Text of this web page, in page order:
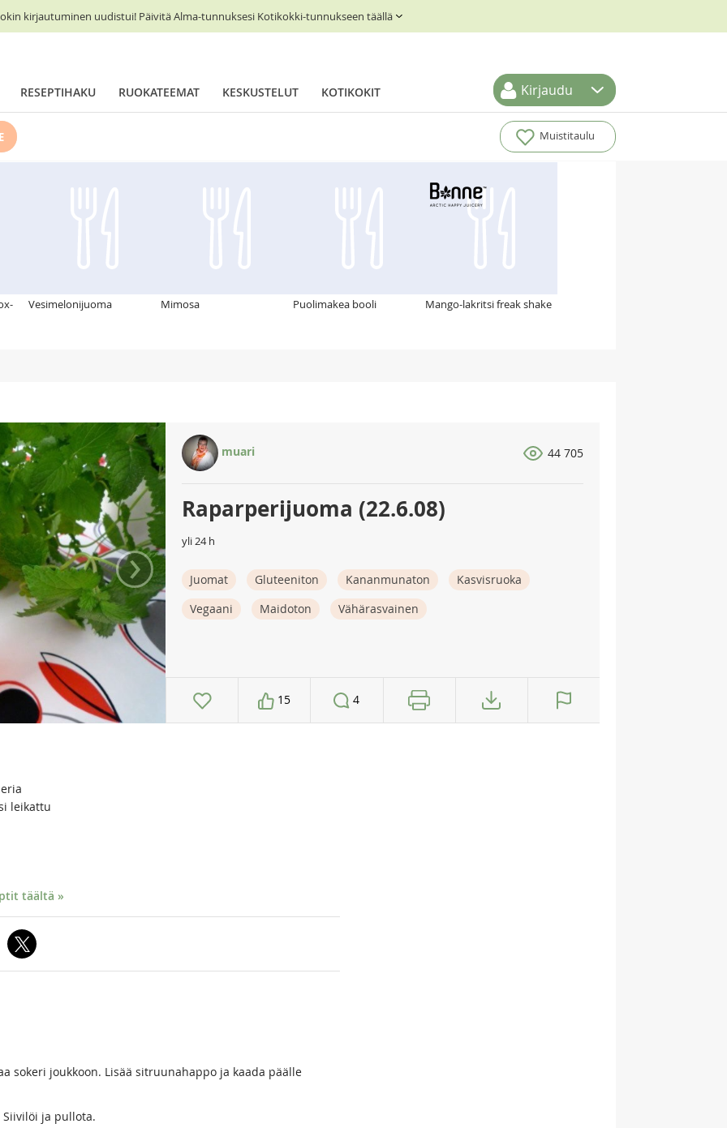
kirjautuminen uudistui! Päivitä Alma-tunnuksesi Kotikokki-tunnukseen täällä
RESEPTIHAKU RUOKATEEMAT KESKUSTELUT KOTIKOKIT Kirjaudu
Muistitaulu
Vesimelonijuoma Mimosa Puolimakea booli Mango-lakritsi freak shake
›
muari 44 705
Raparperijuoma (22.6.08)
yli 24 h
Juomat Gluteeniton Kananmunaton
Kasvisruoka
Vegaani
Maidoton Vähärasvainen
15 4
leikattu
täältä »
sokeri joukkoon. Lisää sitruunahappo ja kaada päälle
ja pullota.